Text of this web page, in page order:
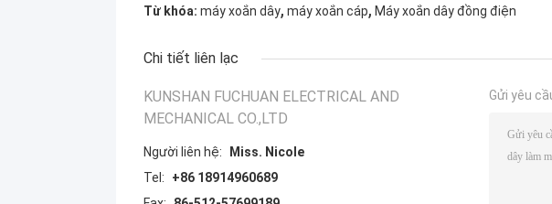
Từ khóa: máy xoắn dây, máy xoắn cáp, Máy xoắn dây đồng điện
Chi tiết liên lạc
KUNSHAN FUCHUAN ELECTRICAL AND
MECHANICAL CO.,LTD
Người liên hệ:
Miss. Nicole
Tel:
+86 18914960689
Gửi yêu